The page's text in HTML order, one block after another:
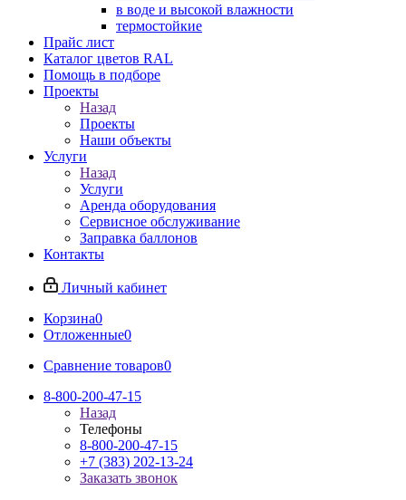
в воде и высокой влажности
термостойкие
Прайс лист
Каталог цветов RAL
Помощь в подборе
Проекты
Назад
Проекты
Наши объекты
Услуги
Назад
Услуги
Аренда оборудования
Сервисное обслуживание
Заправка баллонов
Контакты
Личный кабинет
Корзина0
Отложенные0
Сравнение товаров0
8-800-200-47-15
Назад
Телефоны
8-800-200-47-15
+7 (383) 202-13-24
Заказать звонок